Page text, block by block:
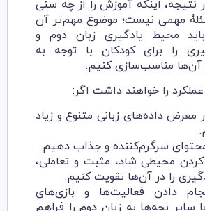
نتیجه، اینکه آموزش را از چه سنی
مهمی نیست؛ موضوع مهم‌تر آن
محیط یادگیری زبان دوم و
را برای کودکان با توجه به
مناسب‌سازی کنیم.
را خواهند داشت اگر:
معرض داده‌های زبانی متنوع و زیاد
سرگرم‌کننده و جذاب دهیم.
کردن محیطی شاد، مثبت و تعاملی،
را در آن‌ها تقویت کنیم.
دادن فعالیت‌ها و بازی‌های
سایر بچه‌ها به زبان دوم را فراهم